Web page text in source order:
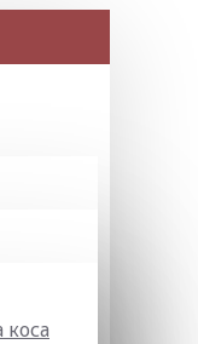
коса